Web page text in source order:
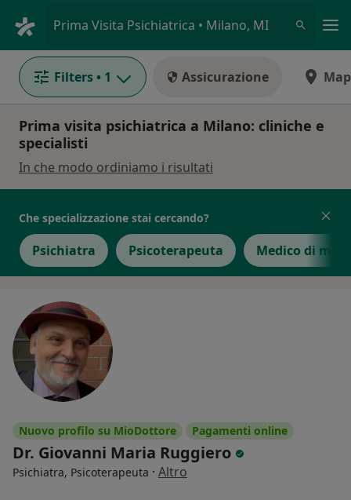
Prima Visita Psichiatrica • Milano, MI
Filters • 1 Assicurazione
Prima visita psichiatrica a Milano: cliniche e
specialisti
In che modo ordiniamo i risultati
Che specializzazione stai cercando?
Psichiatra Psicoterapeuta Medico di
Nuovo profilo su MioDottore Pagamenti online
Dr. Giovanni Maria Ruggiero
Psichiatra, Psicoterapeuta · Altro